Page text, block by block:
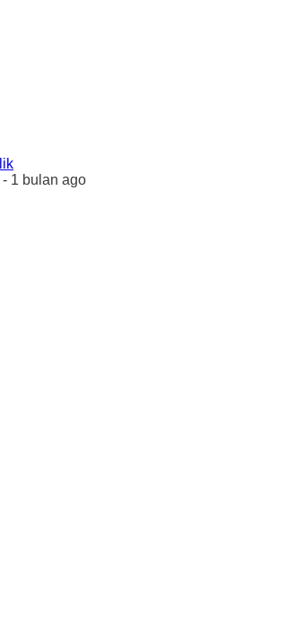
- 1 bulan ago